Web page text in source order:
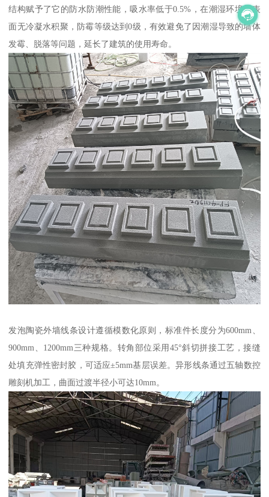
结构赋予了它的防水防潮性能，吸水率低于0.5%，在潮湿环境中表
面无冷凝水积聚，防霉等级达到0级，有效避免了因潮湿导致的墙体
发霉、脱落等问题，延长了建筑的使用寿命。
发泡陶瓷外墙线条设计遵循模数化原则，标准件长度分为600mm、
900mm、1200mm三种规格。转角部位采用45°斜切拼接工艺，接缝
处填充弹性密封胶，可适应±5mm基层误差。异形线条通过五轴数控
雕刻机加工，曲面过渡半径小可达10mm。